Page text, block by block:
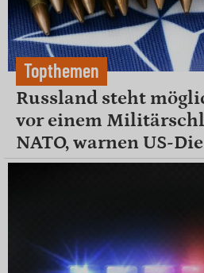
Topthemen
Russland steht
vor einem
NATO, warnen US-